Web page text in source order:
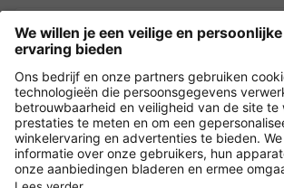
Nederland
Payment and Delivery
Versleuteling met